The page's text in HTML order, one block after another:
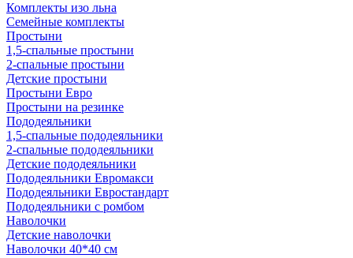
Комплекты изо льна
Семейные комплекты
Простыни
1,5-спальные простыни
2-спальные простыни
Детские простыни
Простыни Евро
Простыни на резинке
Пододеяльники
1,5-спальные пододеяльники
2-спальные пододеяльники
Детские пододеяльники
Пододеяльники Евромакси
Пододеяльники Евростандарт
Пододеяльники с ромбом
Наволочки
Детские наволочки
Наволочки 40*40 см